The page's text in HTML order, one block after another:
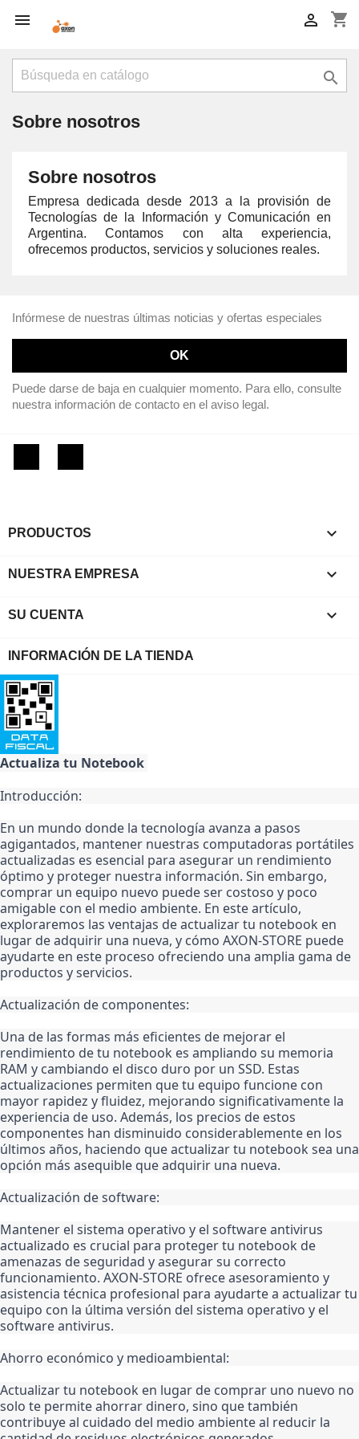
 shopping_cart


Sobre nosotros
Sobre nosotros
Empresa dedicada desde 2013 a la provisión de
Tecnologías de la Información y Comunicación en
Argentina. Contamos con alta experiencia,
ofrecemos productos, servicios y soluciones reales.
Infórmese de nuestras últimas noticias y ofertas especiales
Puede darse de baja en cualquier momento. Para ello, consulte
nuestra información de contacto en el aviso legal.
PRODUCTOS 
NUESTRA EMPRESA 
SU CUENTA 
INFORMACIÓN DE LA TIENDA
Create wishlist
Wishlist name
Cancel
Create wishlist
Actualiza tu Notebook
Introducción:
En un mundo donde la tecnología avanza a pasos
agigantados, mantener nuestras computadoras portátiles
actualizadas es esencial para asegurar un rendimiento
óptimo y proteger nuestra información. Sin embargo,
comprar un equipo nuevo puede ser costoso y poco
amigable con el medio ambiente. En este artículo,
exploraremos las ventajas de actualizar tu notebook en
lugar de adquirir una nueva, y cómo AXON-STORE puede
ayudarte en este proceso ofreciendo una amplia gama de
productos y servicios.
Actualización de componentes:
Una de las formas más eficientes de mejorar el
rendimiento de tu notebook es ampliando su memoria
RAM y cambiando el disco duro por un SSD. Estas
actualizaciones permiten que tu equipo funcione con
mayor rapidez y fluidez, mejorando significativamente la
experiencia de uso. Además, los precios de estos
componentes han disminuido considerablemente en los
últimos años, haciendo que actualizar tu notebook sea una
opción más asequible que adquirir una nueva.
Actualización de software:
Mantener el sistema operativo y el software antivirus
actualizado es crucial para proteger tu notebook de
amenazas de seguridad y asegurar su correcto
funcionamiento. AXON-STORE ofrece asesoramiento y
asistencia técnica profesional para ayudarte a actualizar tu
equipo con la última versión del sistema operativo y el
software antivirus.
Ahorro económico y medioambiental:
Actualizar tu notebook en lugar de comprar uno nuevo no
solo te permite ahorrar dinero, sino que también
contribuye al cuidado del medio ambiente al reducir la